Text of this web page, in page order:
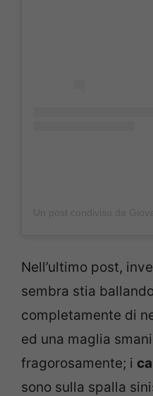
Nell’ultimo post,
sembra stia
completamente di
ed una maglia
fragorosamente; i
sono sulla spalla